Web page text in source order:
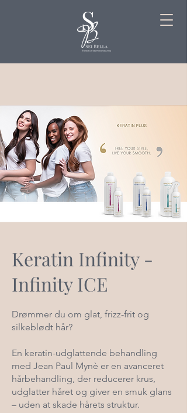
Keratin Infinity -
Infinity ICE
Drømmer du om glat, frizz-frit og
silkeblødt hår?
En keratin-udglattende behandling
med Jean Paul Mynè er en avanceret
hårbehandling, der reducerer krus,
udglatter håret og giver en smuk glans
– uden at skade hårets struktur.